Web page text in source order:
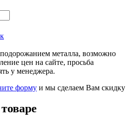
металла, возможно
цен на сайте, просьба
у менеджера.
форму и мы сделаем Вам скидку